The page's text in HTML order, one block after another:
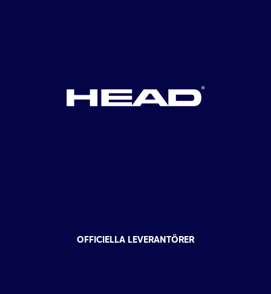
OFFICIELLA LEVERANTÖRER